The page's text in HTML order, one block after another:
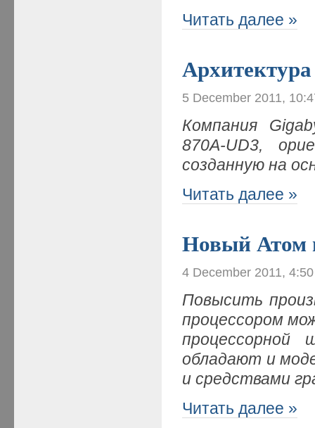
Читать далее »
5 December 2011,
Компания
870A-UD3,
созданную на
Читать далее »
Новый Атом
4 December 2011,
Повысить
процессором
обладают и
и средствами
Читать далее »